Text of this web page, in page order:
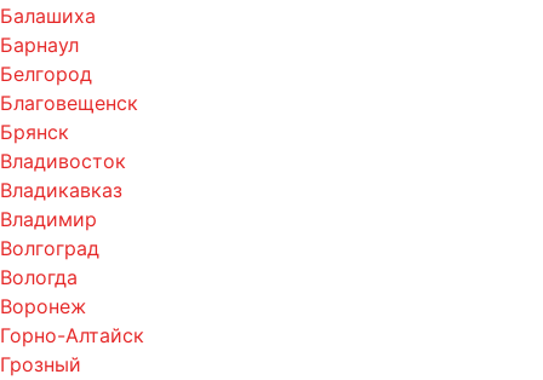
Балашиха
Барнаул
Белгород
Благовещенск
Брянск
Владивосток
Владикавказ
Владимир
Волгоград
Вологда
Воронеж
Горно-Алтайск
Грозный